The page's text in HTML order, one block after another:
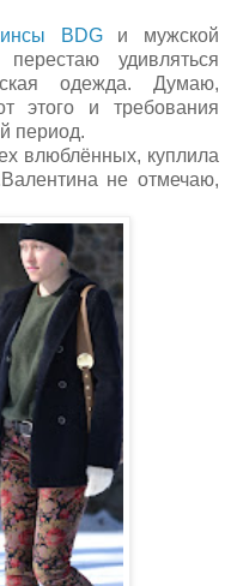
BDGи мужской
удивляться
одежда. Думаю,
этого и требования
период.
влюблённых, куплила
не отмечаю,